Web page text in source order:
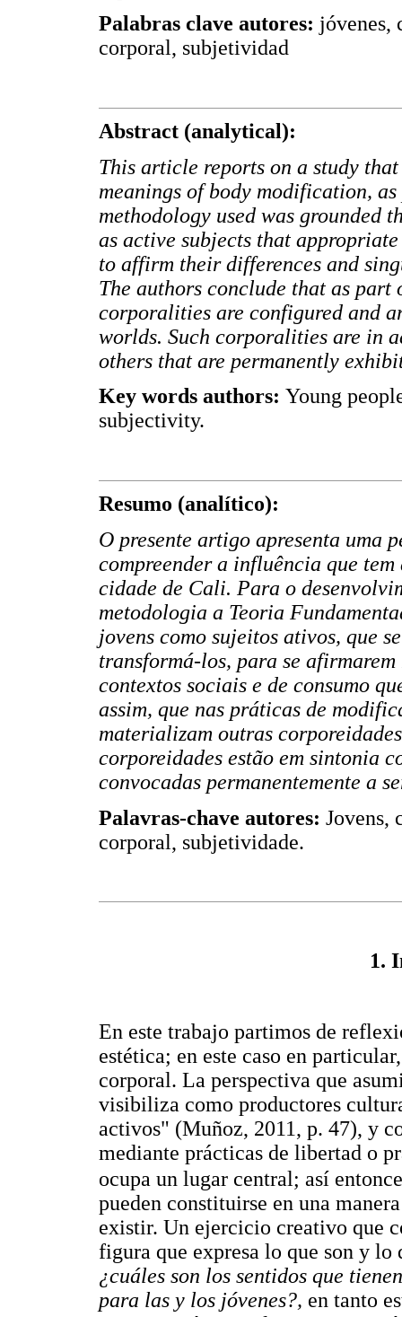
Palabras clave autores: jóvenes,
corporal, subjetividad
Abstract (analytical):
This article reports on a study
meanings of body modification,
methodology used was grounded
as active subjects that
to affirm their differences and
The authors conclude that as
corporalities are configured and
worlds. Such corporalities are in
others that are permanently
Key words authors: Young
subjectivity.
Resumo (analítico):
O presente artigo apresenta uma
compreender a influência que
cidade de Cali. Para o
metodologia a Teoria
jovens como sujeitos ativos, que
transformá-los, para se
contextos sociais e de consumo
assim, que nas práticas de
materializam outras
corporeidades estão em sintonia
convocadas permanentemente a
Palavras-chave autores: Jovens,
corporal, subjetividade.
1.
En este trabajo partimos de
estética; en este caso en
corporal. La perspectiva que
visibiliza como productores
activos" (Muñoz, 2011, p. 47), y
mediante prácticas de libertad o
ocupa un lugar central; así
pueden constituirse en una
existir. Un ejercicio creativo que
figura que expresa lo que son y
¿cuáles son los sentidos que
para las y los jóvenes?, en tanto